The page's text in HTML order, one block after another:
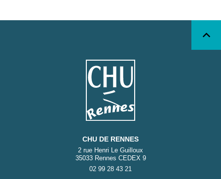
CHU DE RENNES
2 rue Henri Le Guilloux
35033 Rennes CEDEX 9
02 99 28 43 21